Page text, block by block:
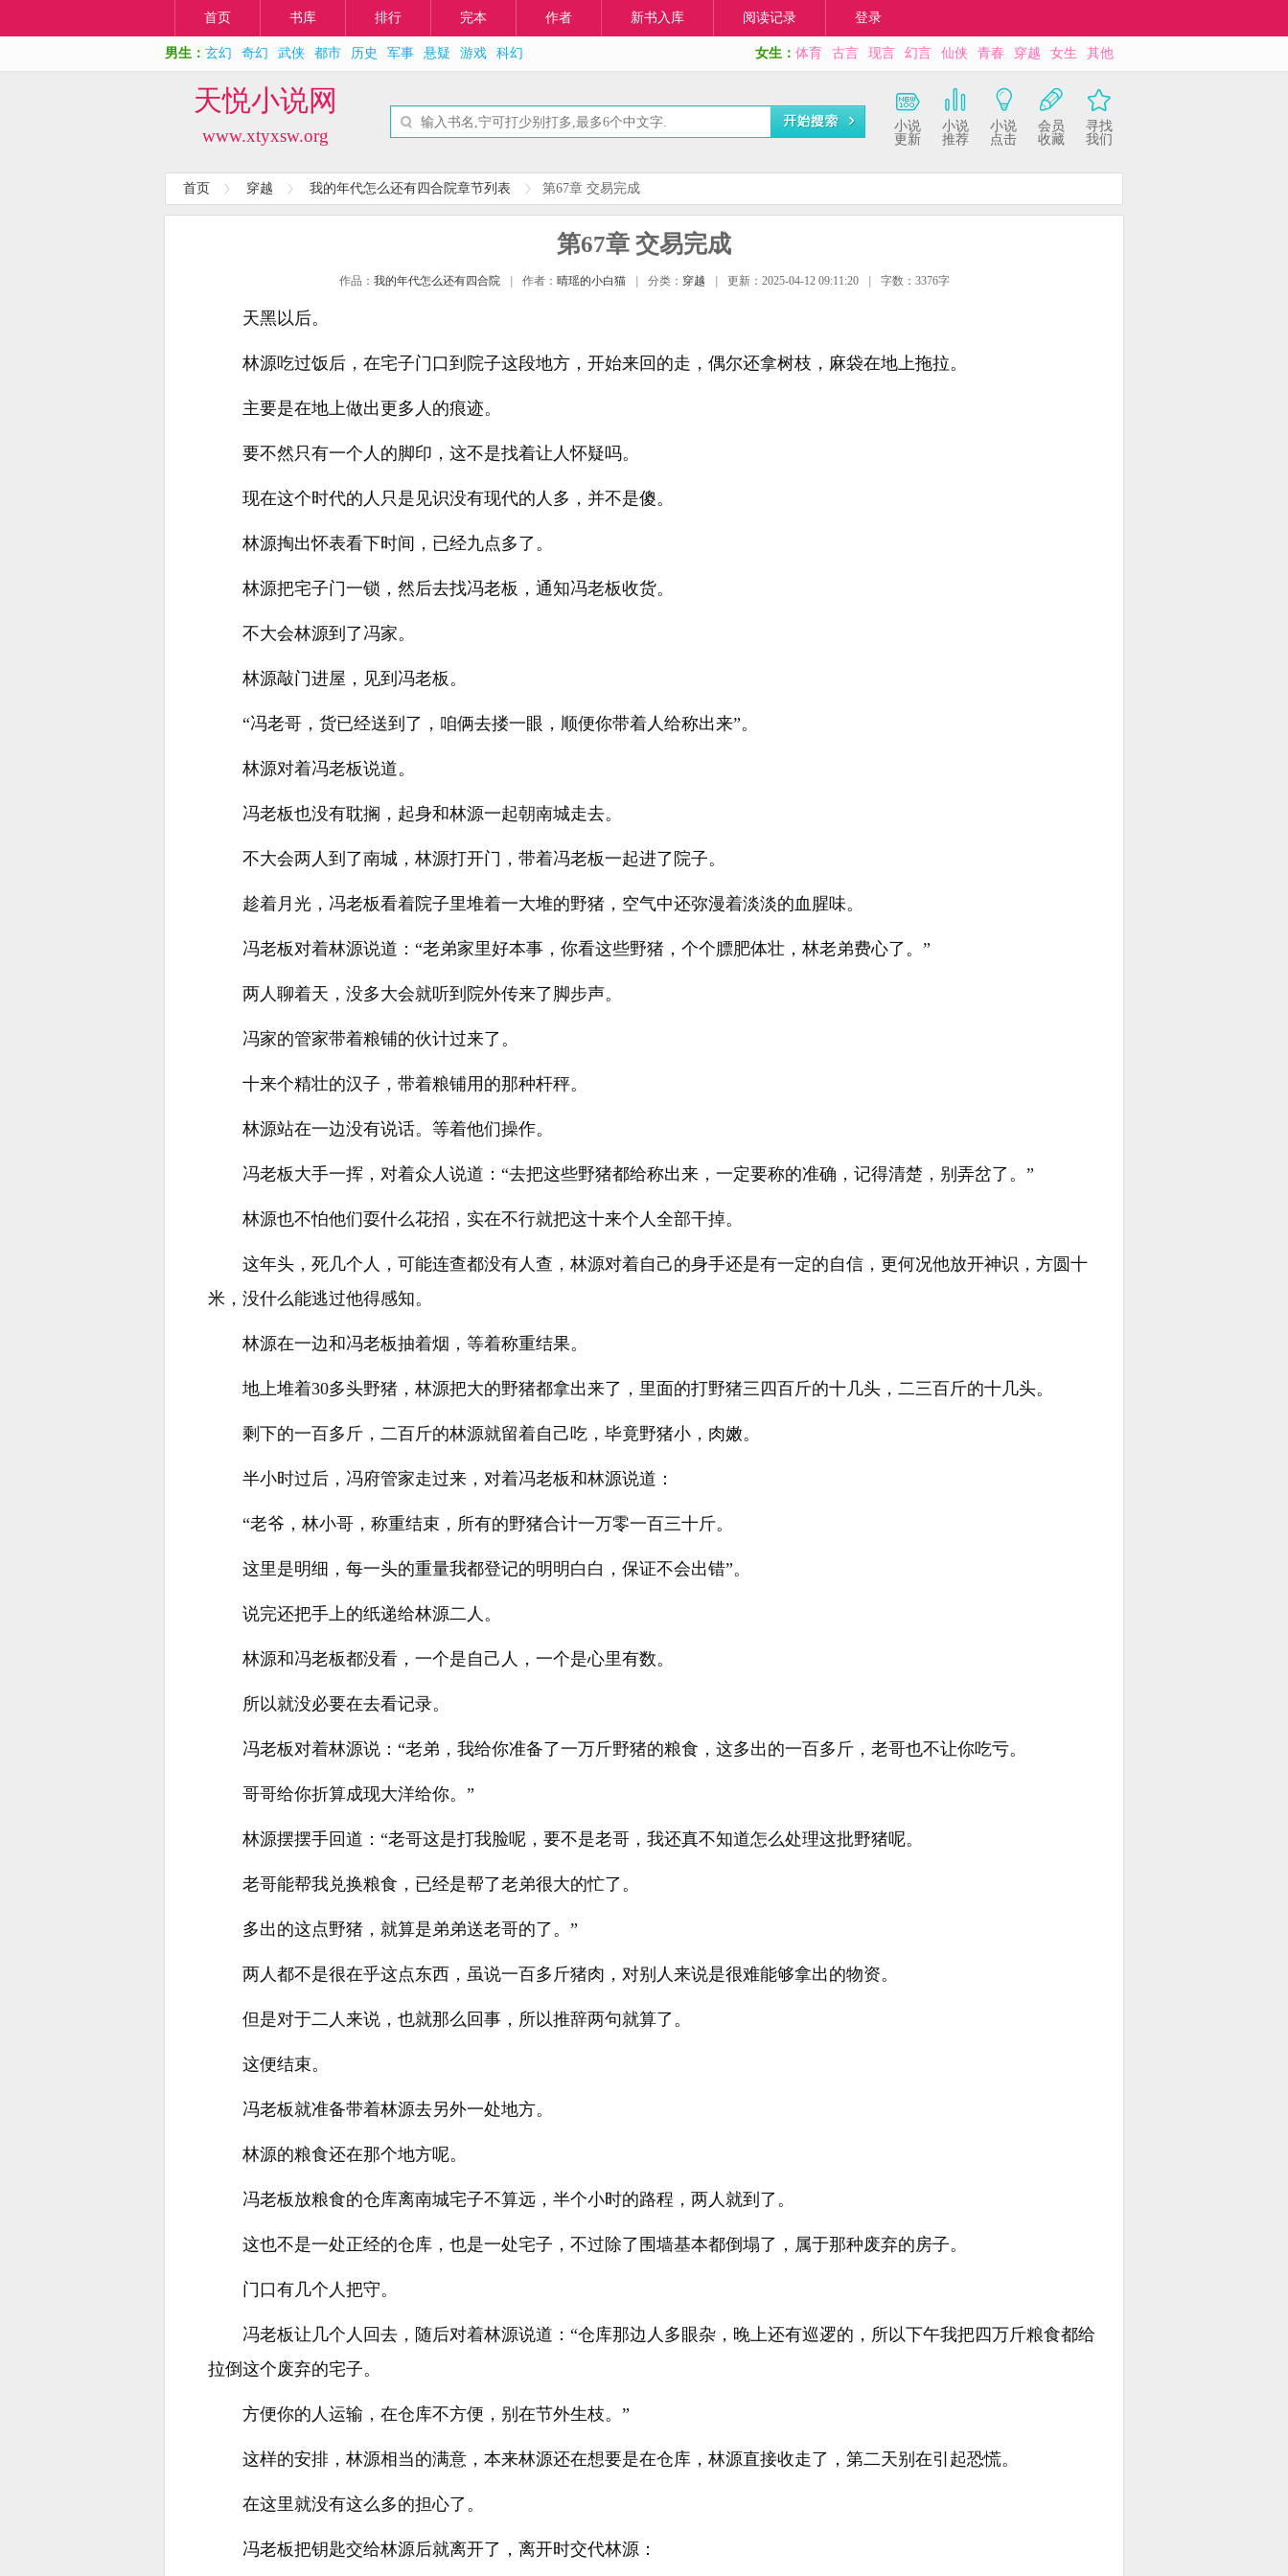
首页 书库 排行 完本 作者 新书入库 阅读记录 登录
男生： 玄幻 奇幻 武侠 都市 历史 军事 悬疑 游戏 科幻 女生： 体育 古言 现言 幻言 仙侠 青春 穿越 女生 其他
天悦小说网
www.xtyxsw.org
小说
更新
小说
推荐
小说
点击
会员
收藏
寻找
我们
首页 穿越 我的年代怎么还有四合院章节列表 第67章 交易完成
第67章 交易完成
作品： 我的年代怎么还有四合院 作者： 晴瑶的小白猫 分类： 穿越 更新：2025-04-12 09:11:20 字数：3376字
天黑以后。
林源吃过饭后，在宅子门口到院子这段地方，开始来回的走，偶尔还拿树枝，麻袋在地上拖拉。
主要是在地上做出更多人的痕迹。
要不然只有一个人的脚印，这不是找着让人怀疑吗。
现在这个时代的人只是见识没有现代的人多，并不是傻。
林源掏出怀表看下时间，已经九点多了。
林源把宅子门一锁，然后去找冯老板，通知冯老板收货。
不大会林源到了冯家。
林源敲门进屋，见到冯老板。
“冯老哥，货已经送到了，咱俩去搂一眼，顺便你带着人给称出来”。
林源对着冯老板说道。
冯老板也没有耽搁，起身和林源一起朝南城走去。
不大会两人到了南城，林源打开门，带着冯老板一起进了院子。
趁着月光，冯老板看着院子里堆着一大堆的野猪，空气中还弥漫着淡淡的血腥味。
冯老板对着林源说道：“老弟家里好本事，你看这些野猪，个个膘肥体壮，林老弟费心了。”
两人聊着天，没多大会就听到院外传来了脚步声。
冯家的管家带着粮铺的伙计过来了。
十来个精壮的汉子，带着粮铺用的那种杆秤。
林源站在一边没有说话。等着他们操作。
冯老板大手一挥，对着众人说道：“去把这些野猪都给称出来，一定要称的准确，记得清楚，别弄岔了。”
林源也不怕他们耍什么花招，实在不行就把这十来个人全部干掉。
这年头，死几个人，可能连查都没有人查，林源对着自己的身手还是有一定的自信，更何况他放开神识，方圆十
米，没什么能逃过他得感知。
林源在一边和冯老板抽着烟，等着称重结果。
地上堆着30多头野猪，林源把大的野猪都拿出来了，里面的打野猪三四百斤的十几头，二三百斤的十几头。
剩下的一百多斤，二百斤的林源就留着自己吃，毕竟野猪小，肉嫩。
半小时过后，冯府管家走过来，对着冯老板和林源说道：
“老爷，林小哥，称重结束，所有的野猪合计一万零一百三十斤。
这里是明细，每一头的重量我都登记的明明白白，保证不会出错”。
说完还把手上的纸递给林源二人。
林源和冯老板都没看，一个是自己人，一个是心里有数。
所以就没必要在去看记录。
冯老板对着林源说：“老弟，我给你准备了一万斤野猪的粮食，这多出的一百多斤，老哥也不让你吃亏。
哥哥给你折算成现大洋给你。”
林源摆摆手回道：“老哥这是打我脸呢，要不是老哥，我还真不知道怎么处理这批野猪呢。
老哥能帮我兑换粮食，已经是帮了老弟很大的忙了。
多出的这点野猪，就算是弟弟送老哥的了。”
两人都不是很在乎这点东西，虽说一百多斤猪肉，对别人来说是很难能够拿出的物资。
但是对于二人来说，也就那么回事，所以推辞两句就算了。
这便结束。
冯老板就准备带着林源去另外一处地方。
林源的粮食还在那个地方呢。
冯老板放粮食的仓库离南城宅子不算远，半个小时的路程，两人就到了。
这也不是一处正经的仓库，也是一处宅子，不过除了围墙基本都倒塌了，属于那种废弃的房子。
门口有几个人把守。
冯老板让几个人回去，随后对着林源说道：“仓库那边人多眼杂，晚上还有巡逻的，所以下午我把四万斤粮食都给
拉倒这个废弃的宅子。
方便你的人运输，在仓库不方便，别在节外生枝。”
这样的安排，林源相当的满意，本来林源还在想要是在仓库，林源直接收走了，第二天别在引起恐慌。
在这里就没有这么多的担心了。
冯老板把钥匙交给林源后就离开了，离开时交代林源：